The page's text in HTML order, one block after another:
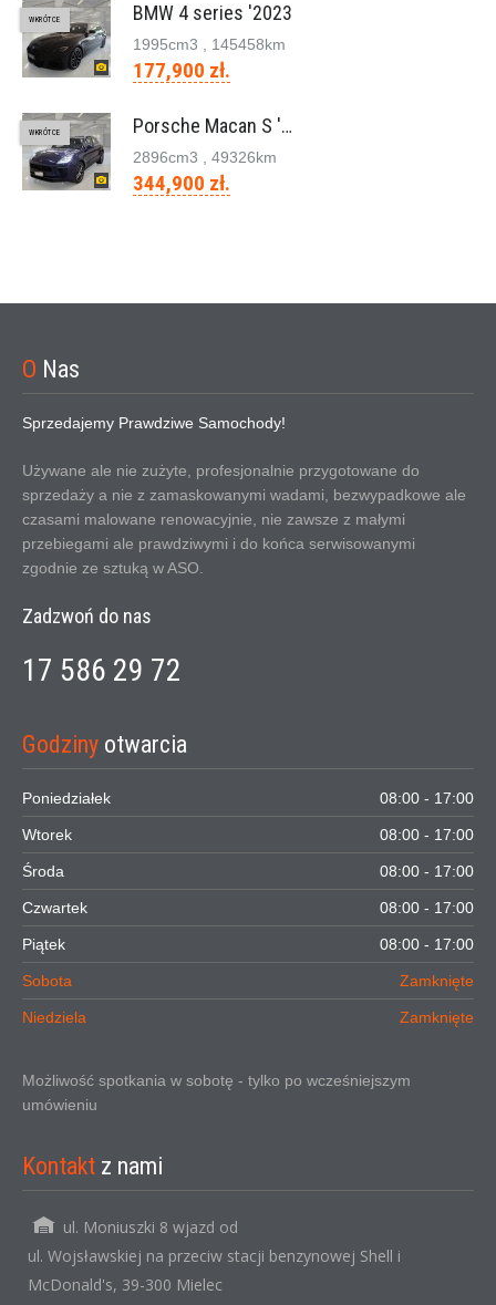
WKRÓTCE BMW 4 series '2023
1995cm3 , 145458km
177,900 zł.
WKRÓTCE Porsche Macan S '2023
2896cm3 , 49326km
344,900 zł.
O Nas
Sprzedajemy Prawdziwe Samochody!
Używane ale nie zużyte, profesjonalnie przygotowane do
sprzedaży a nie z zamaskowanymi wadami, bezwypadkowe ale
czasami malowane renowacyjnie, nie zawsze z małymi
przebiegami ale prawdziwymi i do końca serwisowanymi
zgodnie ze sztuką w ASO.
Zadzwoń do nas
17 586 29 72
Godziny otwarcia
Poniedziałek 08:00 - 17:00
Wtorek 08:00 - 17:00
Środa 08:00 - 17:00
Czwartek 08:00 - 17:00
Piątek 08:00 - 17:00
Sobota Zamknięte
Niedziela Zamknięte
Możliwość spotkania w sobotę - tylko po wcześniejszym
umówieniu
Kontakt z nami
ul. Moniuszki 8 wjazd od
ul. Wojsławskiej na przeciw stacji benzynowej Shell i
McDonald's, 39-300 Mielec